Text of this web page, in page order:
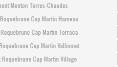
Menton Terres-Chaudes
Cap Martin Hameau
Cap Martin Torraca
Cap Martin Vallonnet
Cap Martin Village